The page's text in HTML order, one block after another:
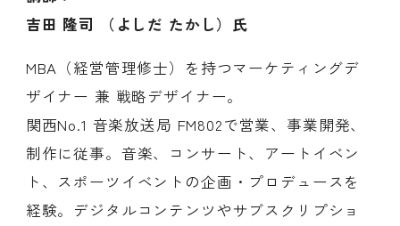
吉田 隆司 （よしだ たかし） 氏
MBA（経営管理修士）を持つマーケティングデ
ザイナー 兼 戦略デザイナー。
関西No.1 音楽放送局 FM802で営業、事業開発、
制作に従事。音楽、コンサート、アートイベン
ト、スポーツイベントの企画・プロデュースを
経験。デジタルコンテンツやサブスクリプショ